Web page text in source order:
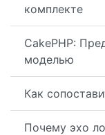
комплекте
CakePHP:
моделью
Как
Почему эхо